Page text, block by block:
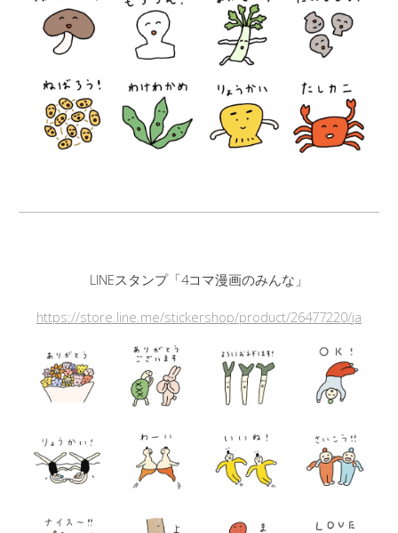
LINEスタンプ「4コマ漫画のみんな 」
https://store.line.me/stickershop/product/26477220/ja